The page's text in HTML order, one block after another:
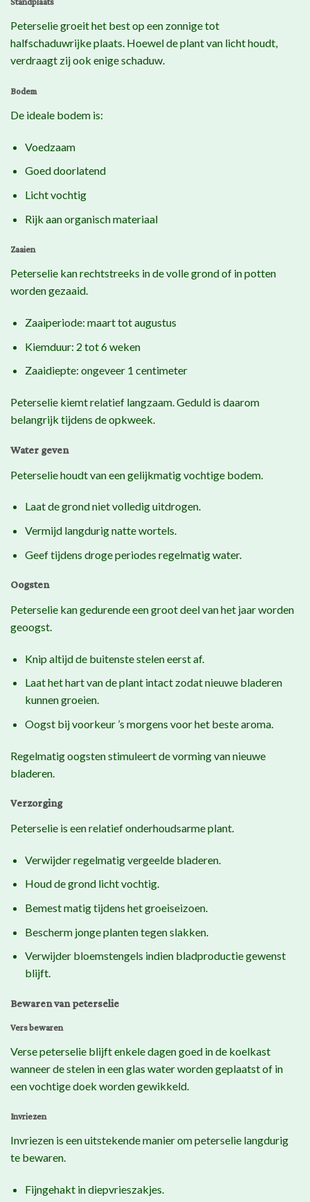
Peterselie groeit het best op een zonnige tot
halfschaduwrijke plaats. Hoewel de plant van licht houdt,
verdraagt zij ook enige schaduw.
Bodem
De ideale bodem is:
Voedzaam
Goed doorlatend
Licht vochtig
Rijk aan organisch materiaal
Zaaien
Peterselie kan rechtstreeks in de volle grond of in potten
worden gezaaid.
Zaaiperiode: maart tot augustus
Kiemduur: 2 tot 6 weken
Zaaidiepte: ongeveer 1 centimeter
Peterselie kiemt relatief langzaam. Geduld is daarom
belangrijk tijdens de opkweek.
Water geven
Peterselie houdt van een gelijkmatig vochtige bodem.
Laat de grond niet volledig uitdrogen.
Vermijd langdurig natte wortels.
Geef tijdens droge periodes regelmatig water.
Oogsten
Peterselie kan gedurende een groot deel van het jaar worden
geoogst.
Knip altijd de buitenste stelen eerst af.
Laat het hart van de plant intact zodat nieuwe bladeren
kunnen groeien.
Oogst bij voorkeur ’s morgens voor het beste aroma.
Regelmatig oogsten stimuleert de vorming van nieuwe
bladeren.
Verzorging
Peterselie is een relatief onderhoudsarme plant.
Verwijder regelmatig vergeelde bladeren.
Houd de grond licht vochtig.
Bemest matig tijdens het groeiseizoen.
Bescherm jonge planten tegen slakken.
Verwijder bloemstengels indien bladproductie gewenst
blijft.
Bewaren van peterselie
Vers bewaren
Verse peterselie blijft enkele dagen goed in de koelkast
wanneer de stelen in een glas water worden geplaatst of in
een vochtige doek worden gewikkeld.
Invriezen
Invriezen is een uitstekende manier om peterselie langdurig
te bewaren.
Fijngehakt in diepvrieszakjes.